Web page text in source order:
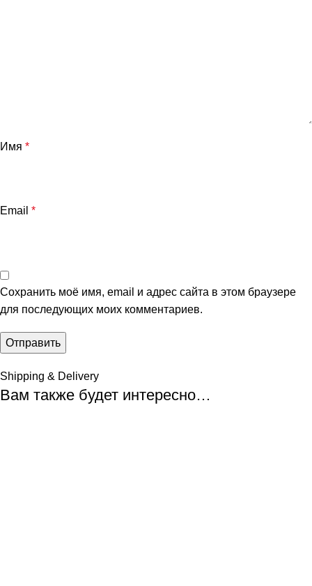
Имя *
Email *
Сохранить моё имя, email и адрес сайта в этом браузере
для последующих моих комментариев.
Shipping & Delivery
Вам также будет интересно…